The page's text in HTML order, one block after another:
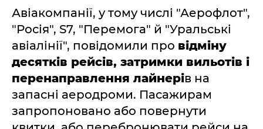
Авіакомпанії, у тому числі "Аерофлот",
"Росія", S7, "Перемога" й "Уральські
авіалінії", повідомили про відміну
десятків рейсів, затримки вильотів і
перенаправлення лайнерів на
запасні аеродроми. Пасажирам
запропоновано або повернути